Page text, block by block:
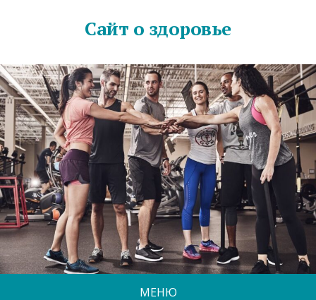
Сайт о здоровье
МЕНЮ